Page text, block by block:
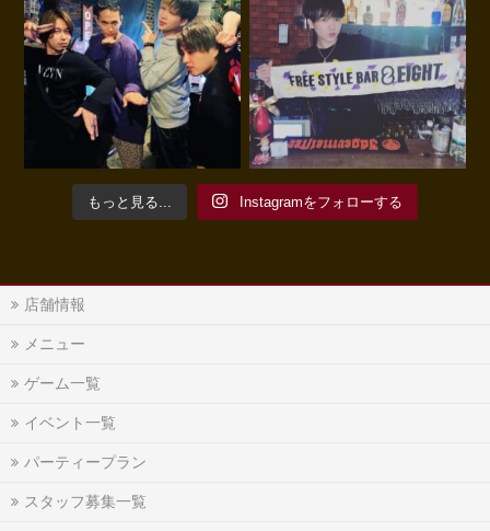
もっと見る... Instagramをフォローする
店舗情報
メニュー
ゲーム一覧
イベント一覧
パーティープラン
スタッフ募集一覧